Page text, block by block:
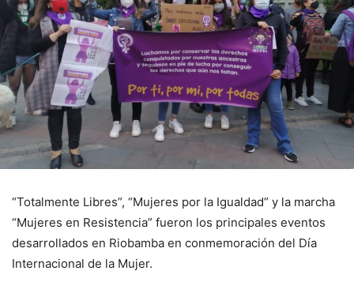
“Totalmente Libres”, “Mujeres por la Igualdad” y la marcha
“Mujeres en Resistencia” fueron los principales eventos
desarrollados en Riobamba en conmemoración del Día
Internacional de la Mujer.